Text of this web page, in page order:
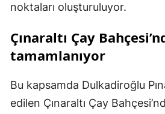
noktaları oluşturuluyor.
Çınaraltı Çay
tamamlanıyor
Bu kapsamda Dulkadiroğlu
edilen Çınaraltı Çay